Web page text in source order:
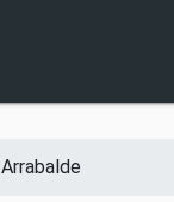
Arrabalde